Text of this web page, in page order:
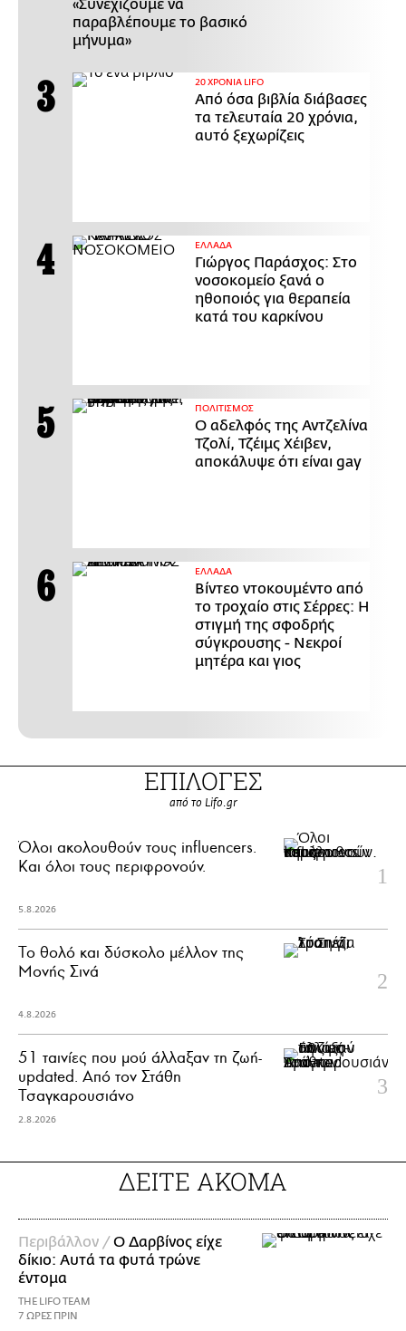
«Συνεχίζουμε να
παραβλέπουμε το βασικό
μήνυμα»
20 ΧΡΟΝΙΑ LIFO
Από όσα βιβλία διάβασες
τα τελευταία 20 χρόνια,
αυτό ξεχωρίζεις
ΕΛΛΑΔΑ
Γιώργος Παράσχος: Στο
νοσοκομείο ξανά ο
ηθοποιός για θεραπεία
κατά του καρκίνου
ΠΟΛΙΤΙΣΜΟΣ
Ο αδελφός της Αντζελίνα
Τζολί, Τζέιμς Χέιβεν,
αποκάλυψε ότι είναι gay
ΕΛΛΑΔΑ
Βίντεο ντοκουμέντο από
το τροχαίο στις Σέρρες: Η
στιγμή της σφοδρής
σύγκρουσης - Νεκροί
μητέρα και γιος
ΕΠΙΛΟΓΕΣ
από το Lifo.gr
Όλοι ακολουθούν τους influencers.
Και όλοι τους περιφρονούν.
5.8.2026
Το θολό και δύσκολο μέλλον της
Μονής Σινά
4.8.2026
51 ταινίες που μού άλλαξαν τη ζωή-
updated. Aπό τον Στάθη
Τσαγκαρουσιάνο
2.8.2026
ΔΕΙΤΕ ΑΚΟΜΑ
Περιβάλλον /Ο Δαρβίνος είχε
δίκιο: Αυτά τα φυτά τρώνε
έντομα
THE LIFO TEAM
7 ΩΡΕΣ ΠΡΙΝ